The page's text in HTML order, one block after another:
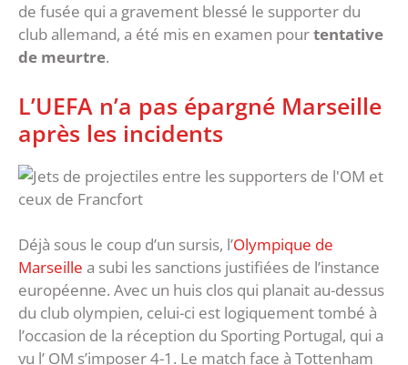
de fusée qui a gravement blessé le supporter du
club allemand, a été mis en examen pourtentative
de meurtre.
L’UEFA n’a pas épargné Marseille
après les incidents
Déjà sous le coup d’un sursis, l’Olympique de
Marseille a subi les sanctions justifiées de l’instance
européenne. Avec un huis clos qui planait au-dessus
du club olympien, celui-ci est logiquement tombé à
l’occasion de la réception du Sporting Portugal, qui a
vu l’ OM s’imposer 4-1. Le match face à Tottenham